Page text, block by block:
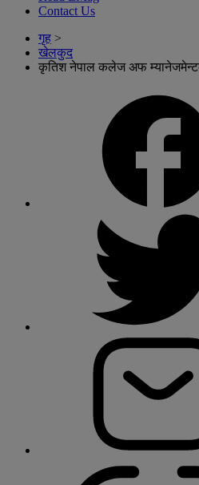
Contact Us
गृह >
खेलकुद
कृतिश नेपाल कलेज अफ